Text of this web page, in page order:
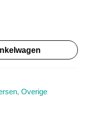
, Overige